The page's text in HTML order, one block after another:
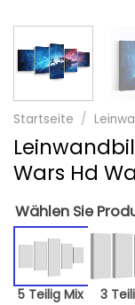
Startseite /
Wars Hd
Wählen Sie
5 Teilig Mix 3